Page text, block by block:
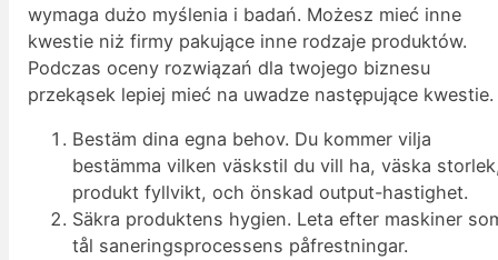
wymaga dużo myślenia i badań. Możesz mieć inne
kwestie niż firmy pakujące inne rodzaje produktów.
Podczas oceny rozwiązań dla twojego biznesu
przekąsek lepiej mieć na uwadze następujące kwestie.
Bestäm dina egna behov. Du kommer vilja
bestämma vilken väskstil du vill ha, väska
produkt fyllvikt, och önskad output-hastighet.
Säkra produktens hygien. Leta efter maskiner
tål saneringsprocessens påfrestningar.